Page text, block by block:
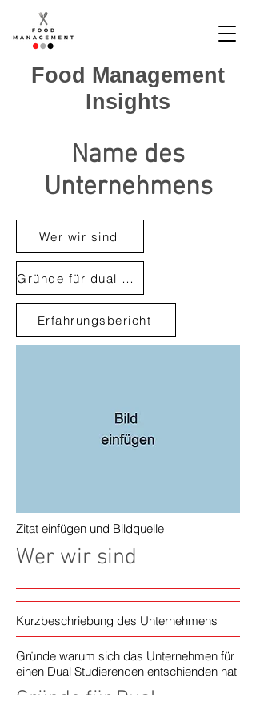
Food Management
Insights
Name des
Unternehmens
Wer wir sind
Gründe für dual Studierende
Erfahrungsbericht
Zitat einfügen und Bildquelle
Wer wir sind
Kurzbeschriebung des Unternehmens
Gründe warum sich das Unternehmen für
einen Dual Studierenden entschienden hat
Gründe für Dual